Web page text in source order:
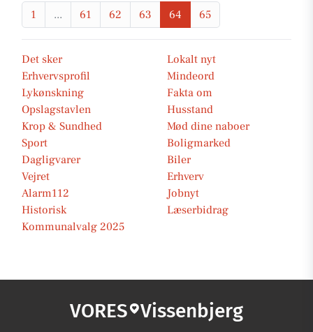
1 ... 61 62 63 64 65
Det sker
Lokalt nyt
Erhvervsprofil
Mindeord
Lykønskning
Fakta om
Opslagstavlen
Husstand
Krop & Sundhed
Mød dine naboer
Sport
Boligmarked
Dagligvarer
Biler
Vejret
Erhverv
Alarm112
Jobnyt
Historisk
Læserbidrag
Kommunalvalg 2025
VORES Vissenbjerg